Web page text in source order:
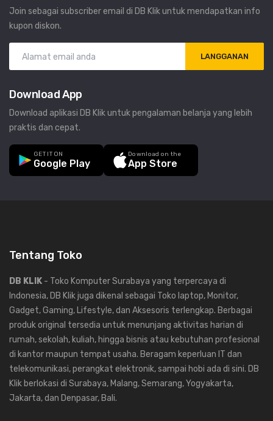
Join sebagai subscriber email di DB Klik untuk mendapatkan info
kupon diskon.
LANGGANAN
Download App
Download aplikasi DB Klik untuk pengalaman belanja yang lebih
praktis dan cepat.
GET IT ON
Google Play
Download on the
App Store
Tentang Toko
DB KLIK - Toko Komputer Surabaya yang terpercaya di
Indonesia, DB Klik juga dikenal sebagai Toko laptop, Monitor,
Gadget, Gaming, Lifestyle, dan Aksesoris terlengkap. Berbagai
produk original tersedia untuk menunjang aktivitas harian di
rumah, sekolah, kuliah, hingga bisnis atau kebutuhan profesional
di kantor maupun tempat usaha. Beragam keperluan IT dan
telekomunikasi, perangkat elektronik, sampai hobi ada di sini. DB
Klik berlokasi di Surabaya, Malang, Semarang, Yogyakarta,
Jakarta, dan Denpasar, Bali.